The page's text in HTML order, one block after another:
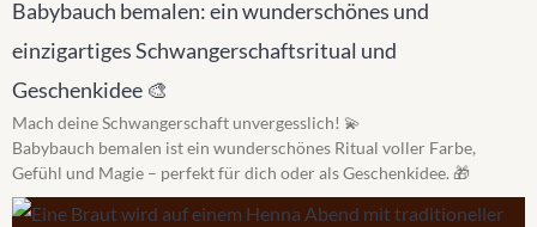
Babybauch bemalen: ein wunderschönes und
einzigartiges Schwangerschaftsritual und
Geschenkidee 🎨
Mach deine Schwangerschaft unvergesslich! 💫
Babybauch bemalen ist ein wunderschönes Ritual voller Farbe,
Gefühl und Magie – perfekt für dich oder als Geschenkidee. 🎁